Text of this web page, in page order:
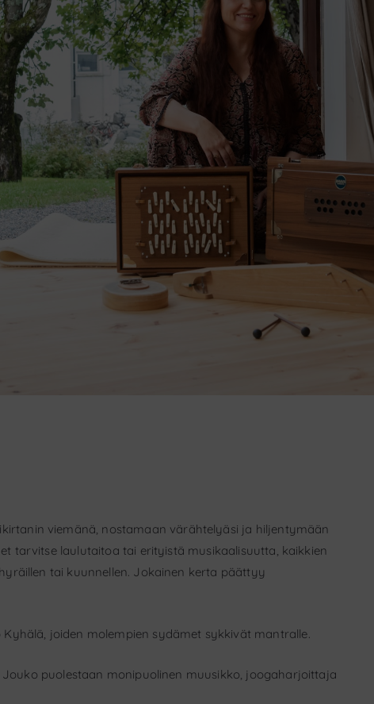
viemänä, nostamaan värähtelyäsi ja hiljentymään
tarvitse laulutaitoa tai erityistä musikaalisuutta, kaikkien
tai kuunnellen. Jokainen kerta päättyy
joiden molempien sydämet sykkivät mantralle.
puolestaan monipuolinen muusikko, joogaharjoittaja